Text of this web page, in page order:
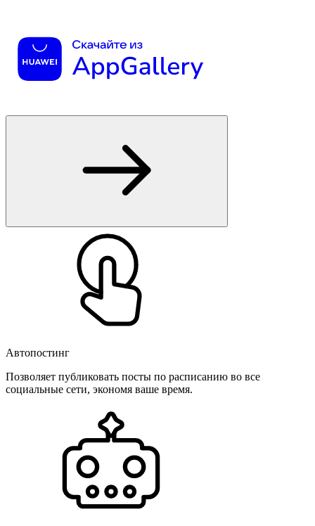
Автопостинг
Позволяет публиковать посты по расписанию во все
социальные сети, экономя ваше время.